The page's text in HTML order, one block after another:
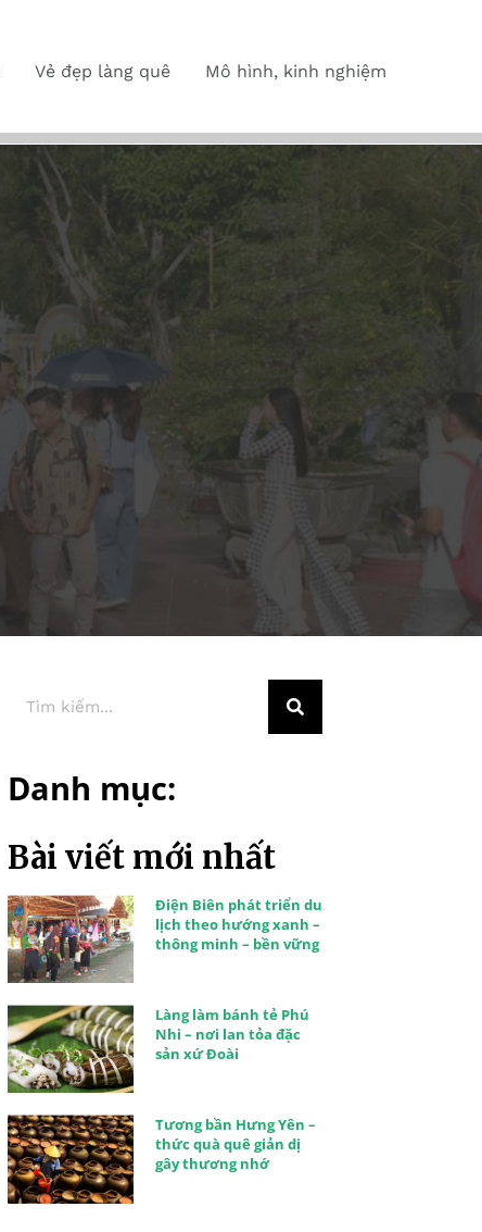
Vẻ đẹp làng quê Mô hình, kinh nghiệm
Danh mục:
Bài viết mới nhất
Điện Biên phát triển du
lịch theo hướng xanh –
thông minh – bền vững
Làng làm bánh tẻ Phú
Nhi – nơi lan tỏa đặc
sản xứ Đoài
Tương bần Hưng Yên –
thức quà quê giản dị
gây thương nhớ